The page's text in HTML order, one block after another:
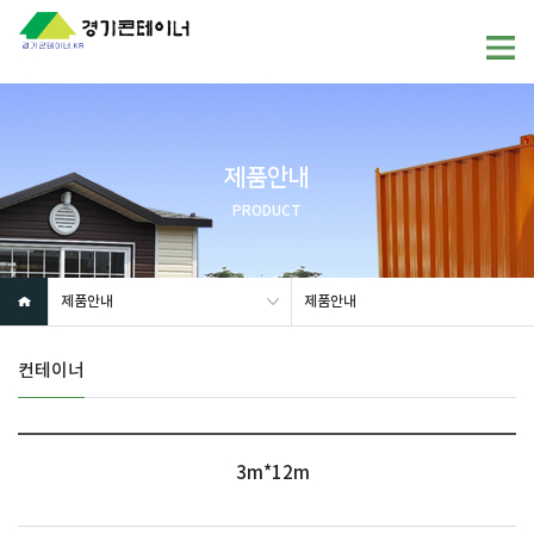
제품안내
PRODUCT
제품안내 제품안내
컨테이너
3m*12m